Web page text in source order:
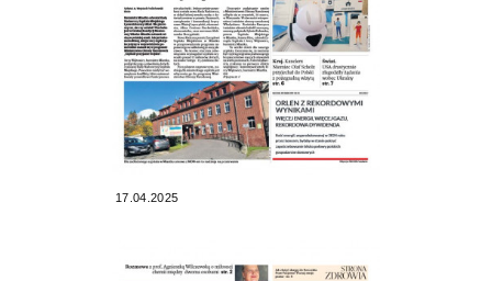
17.04.2025